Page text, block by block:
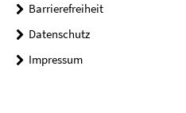
Barrierefreiheit
Datenschutz
Impressum